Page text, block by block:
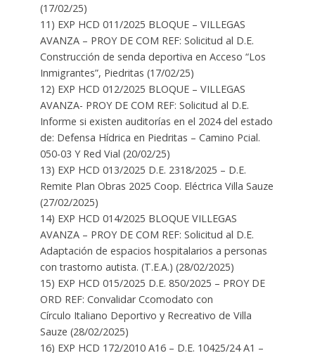
(17/02/25)
11) EXP HCD 011/2025 BLOQUE – VILLEGAS
AVANZA – PROY DE COM REF: Solicitud al D.E.
Construcción de senda deportiva en Acceso “Los
Inmigrantes”, Piedritas (17/02/25)
12) EXP HCD 012/2025 BLOQUE – VILLEGAS
AVANZA- PROY DE COM REF: Solicitud al D.E.
Informe si existen auditorías en el 2024 del estado
de: Defensa Hídrica en Piedritas – Camino Pcial.
050-03 Y Red Vial (20/02/25)
13) EXP HCD 013/2025 D.E. 2318/2025 – D.E.
Remite Plan Obras 2025 Coop. Eléctrica Villa Sauze
(27/02/2025)
14) EXP HCD 014/2025 BLOQUE VILLEGAS
AVANZA – PROY DE COM REF: Solicitud al D.E.
Adaptación de espacios hospitalarios a personas
con trastorno autista. (T.E.A.) (28/02/2025)
15) EXP HCD 015/2025 D.E. 850/2025 – PROY DE
ORD REF: Convalidar Ccomodato con
Círculo Italiano Deportivo y Recreativo de Villa
Sauze (28/02/2025)
16) EXP HCD 172/2010 A16 – D.E. 10425/24 A1 –